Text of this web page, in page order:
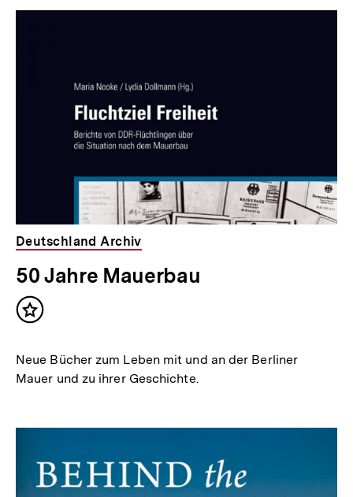
Deutschland Archiv
50 Jahre Mauerbau
Inhalt
Neue Bücher zum Leben mit und an der Berliner
Mauer und zu ihrer Geschichte.